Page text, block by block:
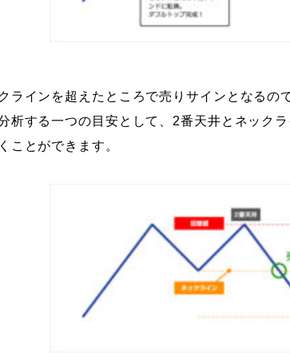
ラインを超えたところで売りサインとなるの
析する一つの目安として、 2番天井とネック
ことができます。